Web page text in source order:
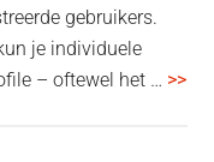
gebruikers.
je individuele
– oftewel het … >>